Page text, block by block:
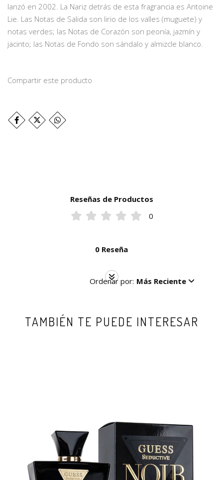
lanzó en 2002. La Nariz detrás de esta fragrancia es Antoine
Lie. Las Notas de Salida son lirio de los valles (muguete) y
notas verdes; las Notas de Corazón son peonía, jazmín y
jacinto; las Notas de Fondo son sándalo y almizcle blanco.
Compartir este producto
Reseñas de Productos
0
0 Reseña
Ordenar por: Más Reciente
TAMBIÉN TE PUEDE INTERESAR